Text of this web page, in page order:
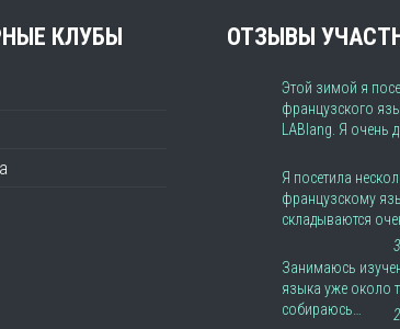
КЛУБЫ ОТЗЫВЫ
Этой зимой я
французского
LABlang. Я очень
Я посетила
французскому
складываются
Занимаюсь
языка уже около
собираюсь…